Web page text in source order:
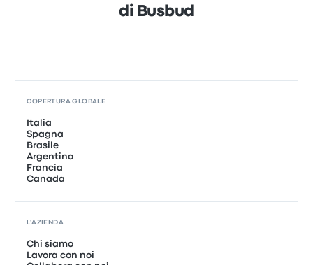
di Busbud
COPERTURA GLOBALE
Italia
Spagna
Brasile
Argentina
Francia
Canada
L'AZIENDA
Chi siamo
Lavora con noi